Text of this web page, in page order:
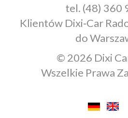
tel. (48) 360
Klientów Dixi‑Car
do
© 2026 Dixi
Wszelkie Prawa